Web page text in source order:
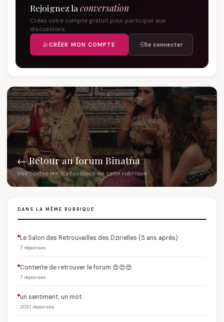
Rejoignez la conversation
Créez votre compte gratuit pour participer aux
discussions.
CRÉER MON COMPTE Se connecter
← Retour au forum Binatna
Voir toutes les discussions de cette rubrique
DANS LA MÊME RUBRIQUE
Le Salon des Retrouvailles des Dzirielles (5 ans après)
7 réponses
Contente de retrouver le forum 😍😍😍
7 réponses
un sentiment, un mot.
2031 réponses